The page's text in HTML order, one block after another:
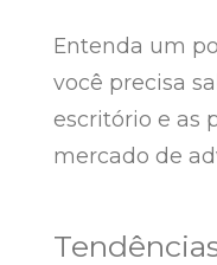
Entenda um
você precisa
escritório e as
mercado de